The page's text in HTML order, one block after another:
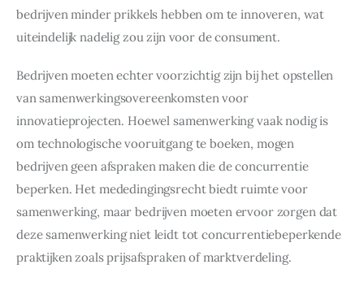
bedrijven minder prikkels hebben om te innoveren, wat
uiteindelijk nadelig zou zijn voor de consument.
Bedrijven moeten echter voorzichtig zijn bij het opstellen
van samenwerkingsovereenkomsten voor
innovatieprojecten. Hoewel samenwerking vaak nodig is
om technologische vooruitgang te boeken, mogen
bedrijven geen afspraken maken die de concurrentie
beperken. Het mededingingsrecht biedt ruimte voor
samenwerking, maar bedrijven moeten ervoor zorgen dat
deze samenwerking niet leidt tot concurrentiebeperkende
praktijken zoals prijsafspraken of marktverdeling.